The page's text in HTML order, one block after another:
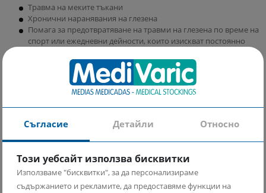
Травма на меките тъкани
Хронични наранявания на глезена
Помага за предотвратяване на травми на глезена по време на
спорт или ежедневни дейности, които изискват постоянно
Ползи:
Съгласие Детайли Относно
Този уебсайт използва бисквитки
Използваме "бисквитки", за да персонализираме
съдържанието и рекламите, да предоставяме функции на